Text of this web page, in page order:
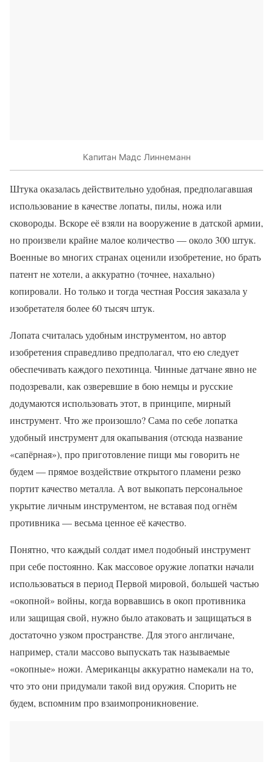
Капитан Мадс Линнеманн
Штука оказалась действительно удобная, предполагавшая
использование в качестве лопаты, пилы, ножа или
сковороды. Вскоре её взяли на вооружение в датской армии,
но произвели крайне малое количество — около 300 штук.
Военные во многих странах оценили изобретение, но брать
патент не хотели, а аккуратно (точнее, нахально)
копировали. Но только и тогда честная Россия заказала у
изобретателя более 60 тысяч штук.
Лопата считалась удобным инструментом, но автор
изобретения справедливо предполагал, что ею следует
обеспечивать каждого пехотинца. Чинные датчане явно не
подозревали, как озверевшие в бою немцы и русские
додумаются использовать этот, в принципе, мирный
инструмент. Что же произошло? Сама по себе лопатка
удобный инструмент для окапывания (отсюда название
«сапёрная»), про приготовление пищи мы говорить не
будем — прямое воздействие открытого пламени резко
портит качество металла. А вот выкопать персональное
укрытие личным инструментом, не вставая под огнём
противника — весьма ценное её качество.
Понятно, что каждый солдат имел подобный инструмент
при себе постоянно. Как массовое оружие лопатки начали
использоваться в период Первой мировой, большей частью
«окопной» войны, когда ворвавшись в окоп противника
или защищая свой, нужно было атаковать и защищаться в
достаточно узком пространстве. Для этого англичане,
например, стали массово выпускать так называемые
«окопные» ножи. Американцы аккуратно намекали на то,
что это они придумали такой вид оружия. Спорить не
будем, вспомним про взаимопроникновение.